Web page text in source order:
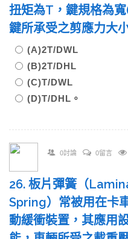
扭矩為T，鍵規格為
鍵所承受之剪應力大
(A)2T/DWL
(B)2T/DHL
(C)T/DWL
(D)T/DHL。
0討論 0留言
26. 板片彈簧（
Spring）常被用在卡
動緩衝裝置，其應用